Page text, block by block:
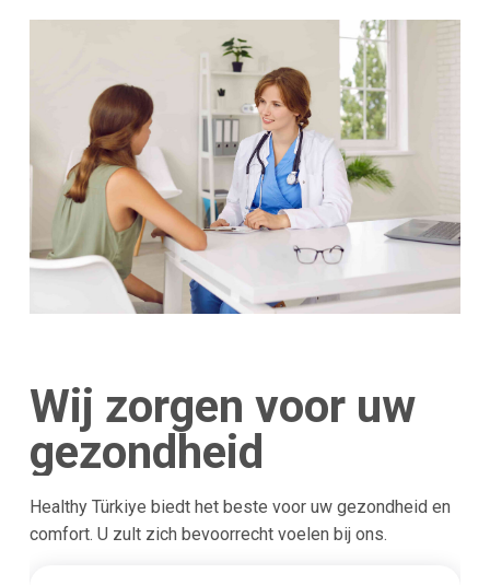
Wij zorgen voor uw
gezondheid
Healthy Türkiye biedt het beste voor uw gezondheid en
comfort. U zult zich bevoorrecht voelen bij ons.